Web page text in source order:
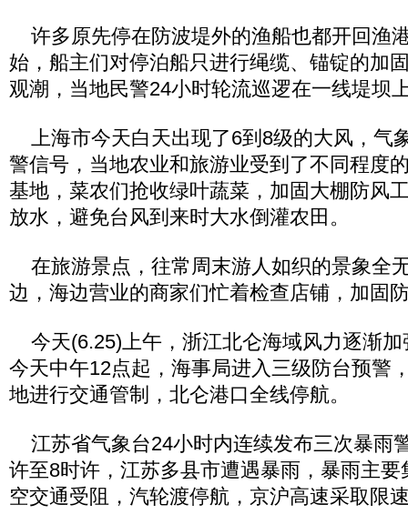
许多原先停在防波堤外的渔船也都开回渔
始，船主们对停泊船只进行绳缆、锚锭的加
观潮，当地民警24小时轮流巡逻在一线堤坝
上海市今天白天出现了6到8级的大风，气
警信号，当地农业和旅游业受到了不同程度
基地，菜农们抢收绿叶蔬菜，加固大棚防风
放水，避免台风到来时大水倒灌农田。
在旅游景点，往常周末游人如织的景象全
边，海边营业的商家们忙着检查店铺，加固
今天(6.25)上午，浙江北仑海域风力逐渐加
今天中午12点起，海事局进入三级防台预警
地进行交通管制，北仑港口全线停航。
江苏省气象台24小时内连续发布三次暴雨
许至8时许，江苏多县市遭遇暴雨，暴雨主
空交通受阻，汽轮渡停航，京沪高速采取限